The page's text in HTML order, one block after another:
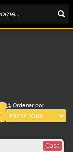
Ordenar por:
Casa